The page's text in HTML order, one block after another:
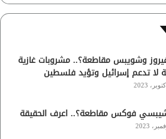
وشويبس مقاطعة؟.. مشروبات غازية
لا تدعم إسرائيل وتؤيد فلسطين
فوكس مقاطعة؟.. اعرف الحقيقة